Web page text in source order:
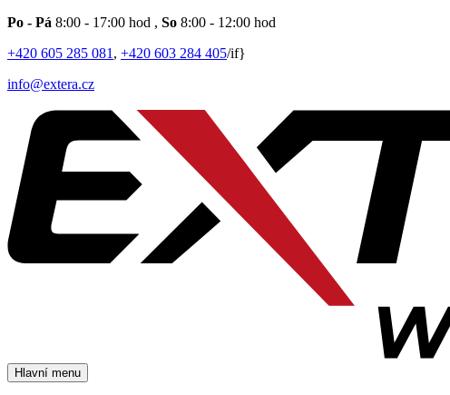
Po - Pá 8:00 - 17:00 hod , So 8:00 - 12:00 hod
+420 605 285 081 , +420 603 284 405/if}
info@extera.cz
Hlavní menu